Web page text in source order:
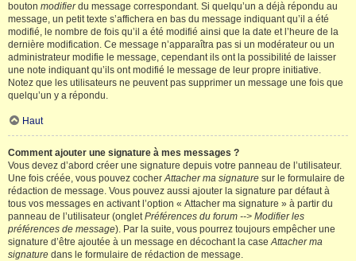
bouton modifierdu message correspondant. Si quelqu’un a déjà répondu au
message, un petit texte s’affichera en bas du message indiquant qu’il a été
modifié, le nombre de fois qu’il a été modifié ainsi que la date et l’heure de la
dernière modification. Ce message n’apparaîtra pas si un modérateur ou un
administrateur modifie le message, cependant ils ont la possibilité de laisser
une note indiquant qu’ils ont modifié le message de leur propre initiative.
Notez que les utilisateurs ne peuvent pas supprimer un message une fois que
quelqu’un y a répondu.
Haut
Comment ajouter une signature à mes messages ?
Vous devez d’abord créer une signature depuis votre panneau de l’utilisateur.
Une fois créée, vous pouvez cocherAttacher ma signature sur le formulaire de
rédaction de message. Vous pouvez aussi ajouter la signature par défaut à
tous vos messages en activant l’option « Attacher ma signature » à partir du
panneau de l’utilisateur (ongletPréférences du forum --> Modifier les
préférences de message). Par la suite, vous pourrez toujours empêcher une
signature d’être ajoutée à un message en décochant la caseAttacher ma
signature dans le formulaire de rédaction de message.